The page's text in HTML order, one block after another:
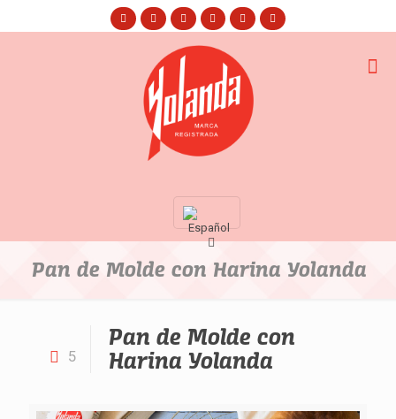
Pan de Molde con Harina Yolanda
5
Pan de Molde con
Harina Yolanda